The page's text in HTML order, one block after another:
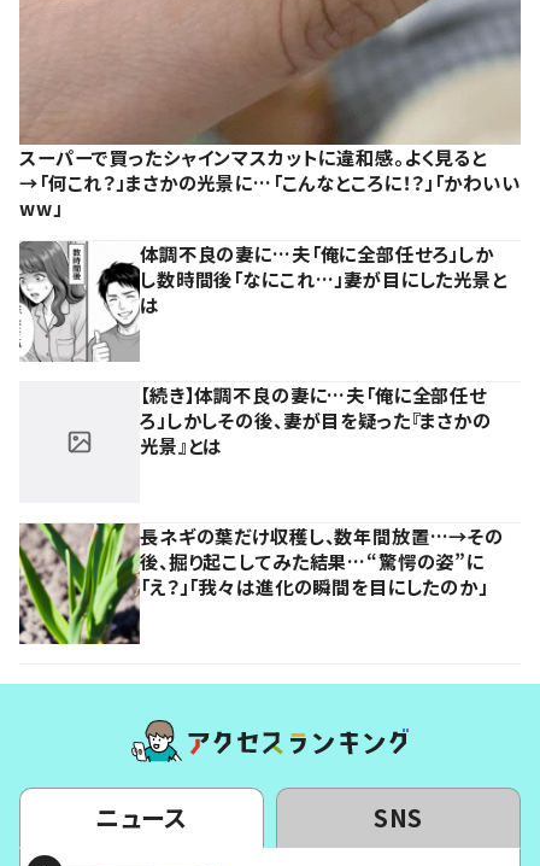
スーパーで買ったシャインマスカットに違和感。よく見ると
→「何これ？」まさかの光景に…「こんなところに！？」「かわいい
ww」
体調不良の妻に…夫「俺に全部任せろ」しか
し数時間後「なにこれ…」妻が目にした光景と
は
【続き】体調不良の妻に…夫「俺に全部任せ
ろ」しかしその後、妻が目を疑った『まさかの
光景』とは
長ネギの葉だけ収穫し、数年間放置…→その
後、掘り起こしてみた結果…“驚愕の姿”に
「え？」「我々は進化の瞬間を目にしたのか」
ニュース SNS